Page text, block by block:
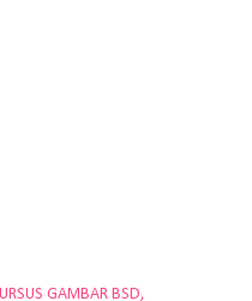
GAMBAR BSD